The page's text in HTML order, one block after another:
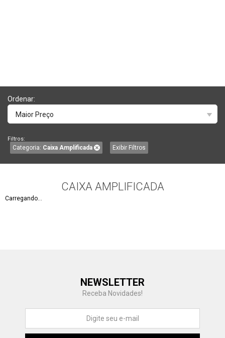
Ordenar:
Maior Preço
Filtros:
Categoria: Caixa Amplificada Exibir Filtros
CAIXA AMPLIFICADA
Carregando...
NEWSLETTER
Receba Novidades!
Fu Fujisom